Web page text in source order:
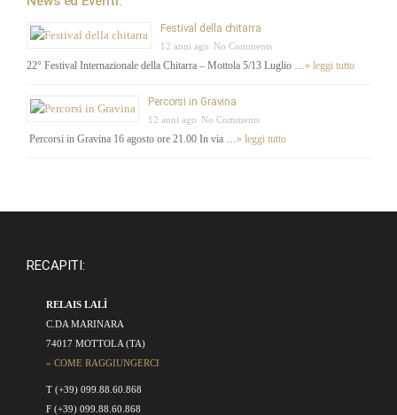
Festival della chitarra
12 anni ago No Comments
22° Festival Internazionale della Chitarra – Mottola 5/13 Luglio … » leggi tutto
Percorsi in Gravina
12 anni ago No Comments
Percorsi in Gravina 16 agosto ore 21.00 In via … » leggi tutto
RECAPITI:
RELAIS LALÌ
C.DA MARINARA
74017 MOTTOLA (TA)
» COME RAGGIUNGERCI
T (+39) 099.88.60.868
F (+39) 099.88.60.868